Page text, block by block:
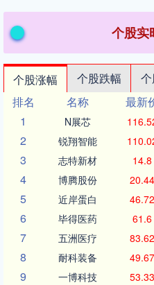
个股实
个股涨幅 个股跌幅
排名
名称 最新
1
N展芯
2 锐翔智能
3 志特新材 14.8
4 博腾股份 20.44
5 近岸蛋白 46.72
6 毕得医药 61.6
7 五洲医疗 83.62
8 耐科装备 49.67
9 一博科技 53.33